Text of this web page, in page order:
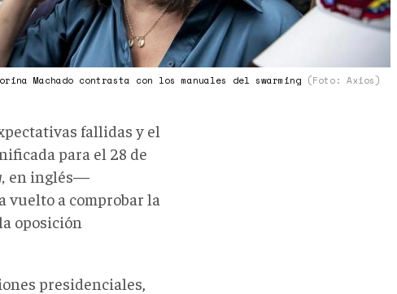
Machado contrasta con los manuales del swarming (Foto: Axios)
fallidas y el
para el 28 de
en inglés—
vuelto a comprobar la
oposición
presidenciales,